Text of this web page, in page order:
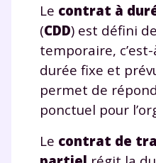
Le contrat à
(CDD) est défini
temporaire,
durée fixe et
permet de
ponctuel pour
Le contrat de